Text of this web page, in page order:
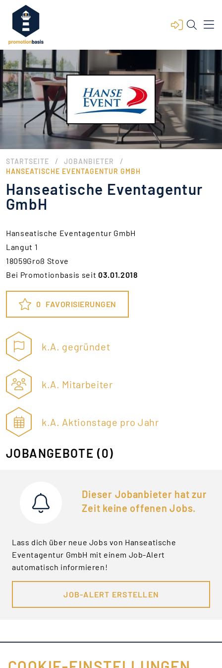
STARTSEITE / JOBANBIETER /
HANSEATISCHE EVENTAGENTUR GMBH
Hanseatische Eventagentur
GmbH
Hanseatische Eventagentur GmbH
Langut 1
18059Groß Stove
Bei Promotionbasis seit03.01.2018
0 FAVORISIERUNGEN
k.A. gegründet
k.A. Mitarbeiter
k.A. Aktionstage pro Jahr
JOBANGEBOTE (0)
Dieser Jobanbieter hat zur
Zeit keine offenen Jobs.
Lass dich über neue Jobs von Hanseatische
Eventagentur GmbH mit einem Job-Alert
automatisch informieren!
JOB-ALERT ERSTELLEN